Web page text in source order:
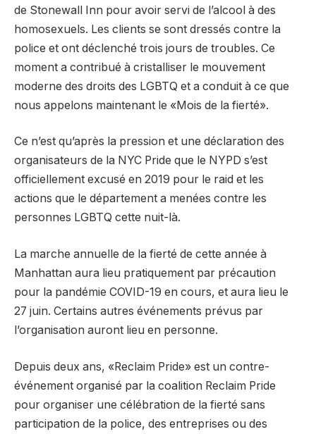
de Stonewall Inn pour avoir servi de l’alcool à des
homosexuels. Les clients se sont dressés contre la
police et ont déclenché trois jours de troubles. Ce
moment a contribué à cristalliser le mouvement
moderne des droits des LGBTQ et a conduit à ce que
nous appelons maintenant le «Mois de la fierté».
Ce n’est qu’après la pression et une déclaration des
organisateurs de la NYC Pride que le NYPD s’est
officiellement excusé en 2019 pour le raid et les
actions que le département a menées contre les
personnes LGBTQ cette nuit-là.
La marche annuelle de la fierté de cette année à
Manhattan aura lieu pratiquement par précaution
pour la pandémie COVID-19 en cours, et aura lieu le
27 juin. Certains autres événements prévus par
l’organisation auront lieu en personne.
Depuis deux ans, «Reclaim Pride» est un contre-
événement organisé par la coalition Reclaim Pride
pour organiser une célébration de la fierté sans
participation de la police, des entreprises ou des